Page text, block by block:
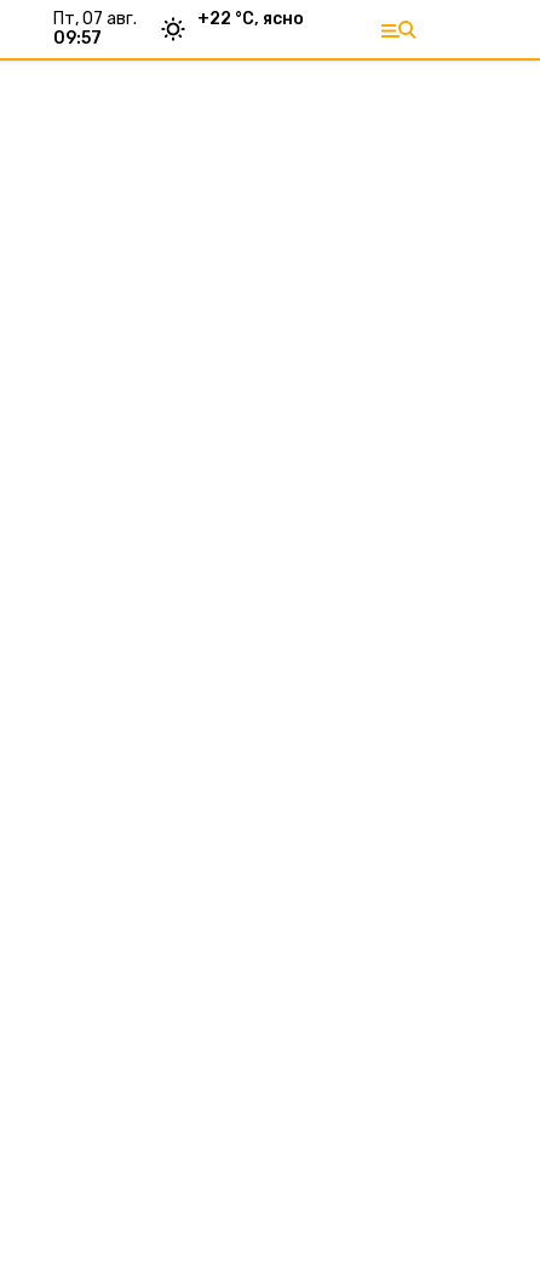
пт, 07 авг.
09:57
+22 °С, ясно